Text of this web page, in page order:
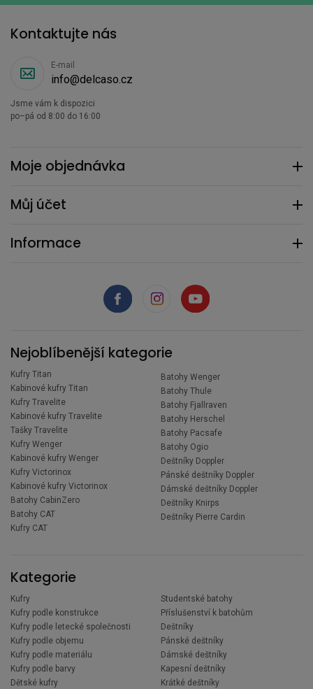
Moje objednávka
Můj účet
Informace
Kontaktujte nás
E-mail
info@delcaso.cz
Jsme vám k dispozici
po–pá od 8:00 do 16:00
Nejoblíbenější kategorie
Kufry Titan
Kabinové kufry Titan
Kufry Travelite
Kabinové kufry Travelite
Tašky Travelite
Kufry Wenger
Kabinové kufry Wenger
Kufry Victorinox
Kabinové kufry Victorinox
Batohy CabinZero
Batohy CAT
Kufry CAT
Batohy Wenger
Batohy Thule
Batohy Fjallraven
Batohy Herschel
Batohy Pacsafe
Batohy Ogio
Deštníky Doppler
Pánské deštníky Doppler
Dámské deštníky Doppler
Deštníky Knirps
Deštníky Pierre Cardin
Kategorie
Kufry
Kufry podle konstrukce
Kufry podle letecké společnosti
Kufry podle objemu
Kufry podle materiálu
Kufry podle barvy
Dětské kufry
Studentské batohy
Příslušenství k batohům
Deštníky
Pánské deštníky
Dámské deštníky
Kapesní deštníky
Krátké deštníky